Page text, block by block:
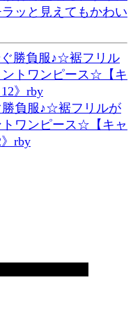
ッと見えてもかわい
勝負服♪☆裾フリルが
ワンピース☆【キャ
rby